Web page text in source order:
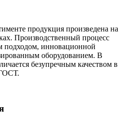
продукция произведена на
Производственный процесс
подходом, инновационной
оборудованием. В
безупречным качеством в